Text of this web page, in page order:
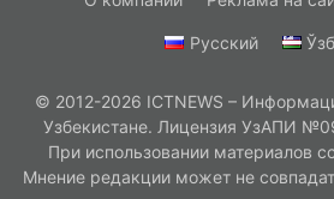
Русский
© 2012-2026 ICTNEWS –
Узбекистане. Лицензия УзАПИ
При использовании материалов
Мнение редакции может не